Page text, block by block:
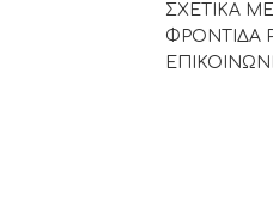
ΣΧΕΤΙΚΑ
ΦΡΟΝΤΙΔΑ